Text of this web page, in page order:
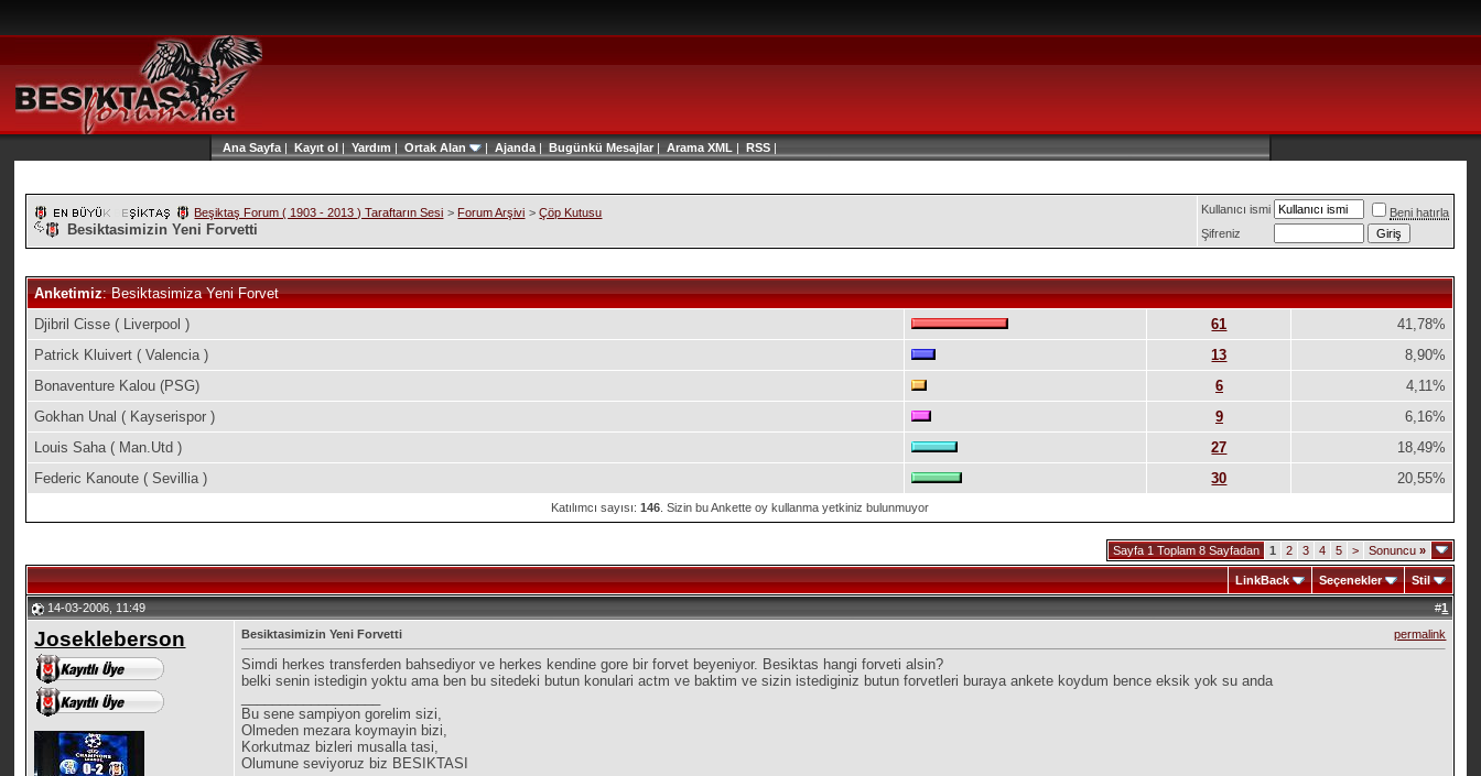
Ana Sayfa | Kayıt ol | Yardım | Ortak Alan | Ajanda | Bugünkü Mesajlar| Arama XML | RSS |
Beşiktaş Forum ( 1903 - 2013 ) Taraftarın Sesi > Forum Arşivi >Çöp Kutusu
Besiktasimizin Yeni Forvetti
Kullanıcı ismi
Beni hatırla
Şifreniz
Anketimiz: Besiktasimiza Yeni Forvet
Djibril Cisse ( Liverpool )
61
41,78%
Patrick Kluivert ( Valencia )
13
8,90%
Bonaventure Kalou (PSG)
6
4,11%
Gokhan Unal ( Kayserispor )
9
6,16%
Louis Saha ( Man.Utd )
27
18,49%
Federic Kanoute ( Sevillia )
30 20,55%
Katılımcı sayısı:146 . Sizin bu Ankette oy kullanma yetkiniz bulunmuyor
Sayfa 1 Toplam 8 Sayfadan 1 2 3 4 5 > Sonuncu»
LinkBack Seçenekler Stil
14-03-2006, 11:49 #1
Josekleberson Besiktasimizin Yeni Forvetti permalink
Simdi herkes transferden bahsediyor ve herkes kendine gore bir forvet beyeniyor. Besiktas hangi forveti alsin?
belki senin istedigin yoktu ama ben bu sitedeki butun konulari actm ve baktim ve sizin istediginiz butun forvetleri buraya ankete koydum bence eksik yok su anda
Bu sene sampiyon gorelim sizi,
Olmeden mezara koymayin bizi,
Korkutmaz bizleri musalla tasi,
Olumune seviyoruz biz BESIKTASI